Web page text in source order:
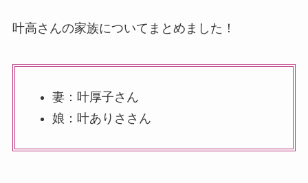
叶高さんの家族についてまとめました！
妻：叶厚子さん
娘：叶ありささん